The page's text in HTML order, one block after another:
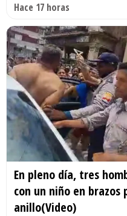
Hace 17 horas
En pleno día, tres
con un niño en
anillo(Video)